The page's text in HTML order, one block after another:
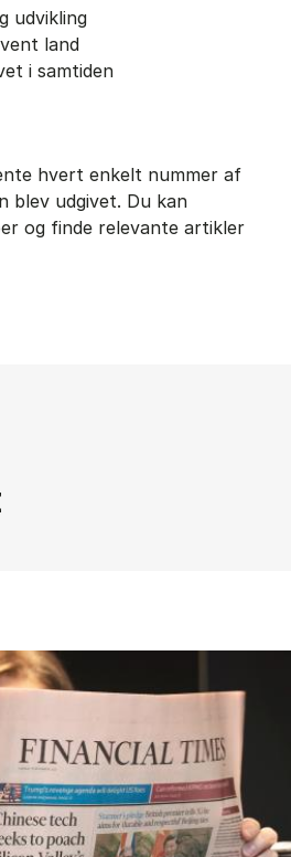
udvikling
land
i samtiden
hvert enkelt nummer af
blev udgivet. Du kan
og finde relevante artikler